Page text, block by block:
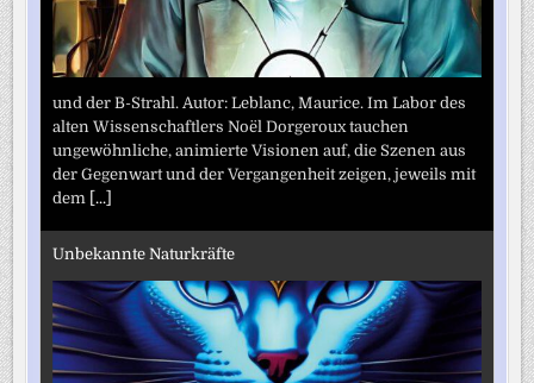
und der B-Strahl. Autor: Leblanc, Maurice. Im Labor des
alten Wissenschaftlers Noël Dorgeroux tauchen
ungewöhnliche, animierte Visionen auf, die Szenen aus
der Gegenwart und der Vergangenheit zeigen, jeweils mit
dem [...]
Unbekannte Naturkräfte